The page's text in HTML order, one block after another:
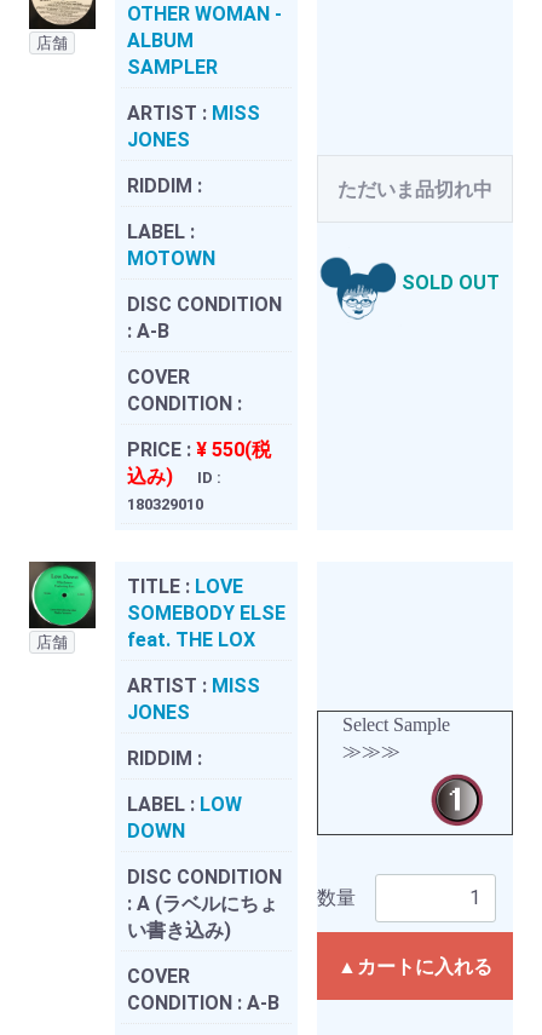
店舗
OTHER WOMAN -
ALBUM
SAMPLER
ARTIST : MISS
JONES
RIDDIM :
LABEL :
MOTOWN
DISC CONDITION
: A-B
COVER
CONDITION :
PRICE : ¥ 550(税
込み)
ID :
180329010
ただいま品切れ中
SOLD OUT
店舗
TITLE : LOVE
SOMEBODY ELSE
feat. THE LOX
ARTIST : MISS
JONES
RIDDIM :
LABEL : LOW
DOWN
DISC CONDITION
: A (ラベルにちょ
い書き込み)
COVER
CONDITION : A-B
Select Sample
≫≫≫
数量
▲カートに入れる